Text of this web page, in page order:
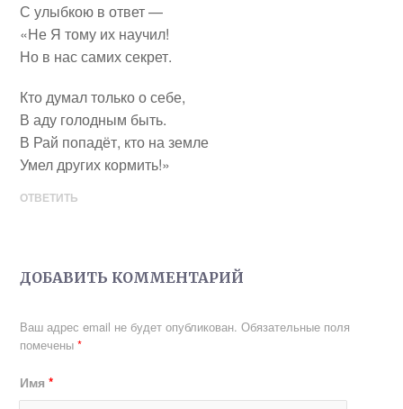
С улыбкою в ответ —
«Не Я тому их научил!
Но в нас самих секрет.
Кто думал только о себе,
В аду голодным быть.
В Рай попадёт, кто на земле
Умел других кормить!»
ОТВЕТИТЬ
ДОБАВИТЬ КОММЕНТАРИЙ
Ваш адрес email не будет опубликован. Обязательные поля
помечены*
Имя*